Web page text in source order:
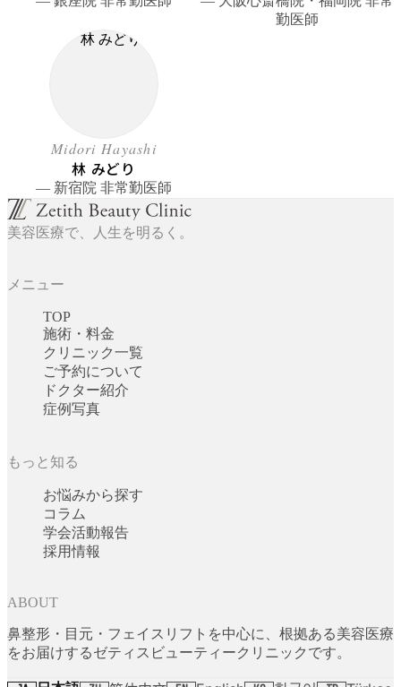
勤医師
Midori Hayashi
林 みどり
― 新宿院 非常勤医師
美容医療で、人生を明るく。
メニュー
TOP
施術・料金
クリニック一覧
ご予約について
ドクター紹介
症例写真
もっと知る
お悩みから探す
コラム
学会活動報告
採用情報
ABOUT
鼻整形・目元・フェイスリフトを中心に、根拠ある美容医療
をお届けするゼティスビューティークリニックです。